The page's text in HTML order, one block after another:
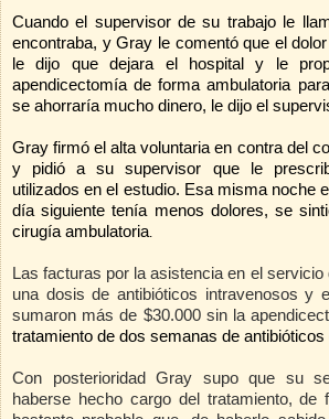
Cuando el supervisor de su trabajo le
encontraba, y Gray le comentó que el
le dijo que dejara el hospital y le
apendicectomía de forma ambulatoria
se ahorraría mucho dinero, le dijo el
Gray firmó el alta voluntaria en contra del
y pidió a su supervisor que le
utilizados en el estudio. Esa misma noche
día siguiente tenía menos dolores, se
cirugía ambulatoria
Las facturas por la asistencia en el servicio
una dosis de antibióticos intravenosos y
sumaron más de $30.000 sin la
tratamiento de dos semanas de antibióticos
Con posterioridad Gray supo que su
haberse hecho cargo del tratamiento, de